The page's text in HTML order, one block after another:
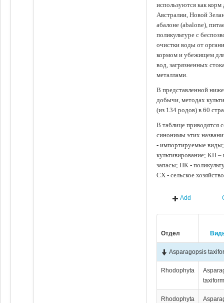
используются как
Австралии, Новой
абалоне (abalone),
поликультуре с
очистки воды от
кормом и убежищем
вод, загрязненных
металлами.
В представленной
добычи, методах
(из 134 родов) в 60
В таблице приводятся
синонимы этих
- импортируемые
культивирование; КП
запасы; ПК -
СХ - сельское
Add
Отдел
Asparagopsis
Rhodophyta
Rhodophyta